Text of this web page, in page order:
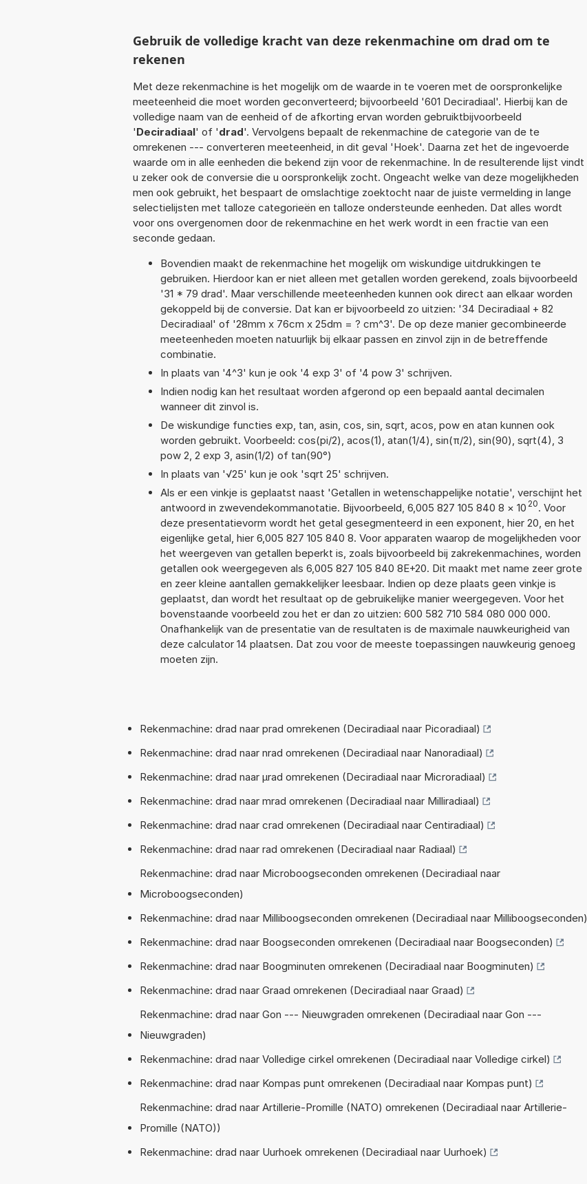
Gebruik de volledige kracht van deze rekenmachine om drad om te
rekenen
Met deze rekenmachine is het mogelijk om de waarde in te voeren met de oorspronkelijke
meeteenheid die moet worden geconverteerd; bijvoorbeeld '601 Deciradiaal'. Hierbij kan de
volledige naam van de eenheid of de afkorting ervan worden gebruiktbijvoorbeeld
'Deciradiaal' of 'drad'. Vervolgens bepaalt de rekenmachine de categorie van de te
omrekenen --- converteren meeteenheid, in dit geval 'Hoek'. Daarna zet het de ingevoerde
waarde om in alle eenheden die bekend zijn voor de rekenmachine. In de resulterende lijst vindt
u zeker ook de conversie die u oorspronkelijk zocht. Ongeacht welke van deze mogelijkheden
men ook gebruikt, het bespaart de omslachtige zoektocht naar de juiste vermelding in lange
selectielijsten met talloze categorieën en talloze ondersteunde eenheden. Dat alles wordt
voor ons overgenomen door de rekenmachine en het werk wordt in een fractie van een
seconde gedaan.
Bovendien maakt de rekenmachine het mogelijk om wiskundige uitdrukkingen te
gebruiken. Hierdoor kan er niet alleen met getallen worden gerekend, zoals bijvoorbeeld
'31 * 79 drad'. Maar verschillende meeteenheden kunnen ook direct aan elkaar worden
gekoppeld bij de conversie. Dat kan er bijvoorbeeld zo uitzien: '34 Deciradiaal + 82
Deciradiaal' of '28mm x 76cm x 25dm = ? cm^3'. De op deze manier gecombineerde
meeteenheden moeten natuurlijk bij elkaar passen en zinvol zijn in de betreffende
combinatie.
In plaats van '4^3' kun je ook '4 exp 3' of '4 pow 3' schrijven.
Indien nodig kan het resultaat worden afgerond op een bepaald aantal decimalen
wanneer dit zinvol is.
De wiskundige functies exp, tan, asin, cos, sin, sqrt, acos, pow en atan kunnen ook
worden gebruikt. Voorbeeld: cos(pi/2), acos(1), atan(1/4), sin(π/2), sin(90), sqrt(4), 3
pow 2, 2 exp 3, asin(1/2) of tan(90°)
In plaats van '√25' kun je ook 'sqrt 25' schrijven.
Als er een vinkje is geplaatst naast 'Getallen in wetenschappelijke notatie', verschijnt het
antwoord in zwevendekommanotatie. Bijvoorbeeld, 6,005 827 105 840 8 × 10 20. Voor
deze presentatievorm wordt het getal gesegmenteerd in een exponent, hier 20, en het
eigenlijke getal, hier 6,005 827 105 840 8. Voor apparaten waarop de mogelijkheden voor
het weergeven van getallen beperkt is, zoals bijvoorbeeld bij zakrekenmachines, worden
getallen ook weergegeven als 6,005 827 105 840 8E+20. Dit maakt met name zeer grote
en zeer kleine aantallen gemakkelijker leesbaar. Indien op deze plaats geen vinkje is
geplaatst, dan wordt het resultaat op de gebruikelijke manier weergegeven. Voor het
bovenstaande voorbeeld zou het er dan zo uitzien: 600 582 710 584 080 000 000.
Onafhankelijk van de presentatie van de resultaten is de maximale nauwkeurigheid van
deze calculator 14 plaatsen. Dat zou voor de meeste toepassingen nauwkeurig genoeg
moeten zijn.
Rekenmachine: drad naar prad omrekenen (Deciradiaal naar Picoradiaal)
Rekenmachine: drad naar nrad omrekenen (Deciradiaal naar Nanoradiaal)
Rekenmachine: drad naar µrad omrekenen (Deciradiaal naar Microradiaal)
Rekenmachine: drad naar mrad omrekenen (Deciradiaal naar Milliradiaal)
Rekenmachine: drad naar crad omrekenen (Deciradiaal naar Centiradiaal)
Rekenmachine: drad naar rad omrekenen (Deciradiaal naar Radiaal)
Rekenmachine: drad naar Microboogseconden omrekenen (Deciradiaal naar
Microboogseconden)
Rekenmachine: drad naar Milliboogseconden omrekenen (Deciradiaal naar Milliboogseconden)
Rekenmachine: drad naar Boogseconden omrekenen (Deciradiaal naar Boogseconden)
Rekenmachine: drad naar Boogminuten omrekenen (Deciradiaal naar Boogminuten)
Rekenmachine: drad naar Graad omrekenen (Deciradiaal naar Graad)
Rekenmachine: drad naar Gon --- Nieuwgraden omrekenen (Deciradiaal naar Gon ---
Nieuwgraden)
Rekenmachine: drad naar Volledige cirkel omrekenen (Deciradiaal naar Volledige cirkel)
Rekenmachine: drad naar Kompas punt omrekenen (Deciradiaal naar Kompas punt)
Rekenmachine: drad naar Artillerie-Promille (NATO) omrekenen (Deciradiaal naar Artillerie-
Promille (NATO))
Rekenmachine: drad naar Uurhoek omrekenen (Deciradiaal naar Uurhoek)